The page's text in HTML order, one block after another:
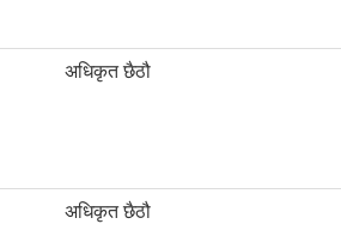
अधिकृत छैठौ
अधिकृत छैठौ